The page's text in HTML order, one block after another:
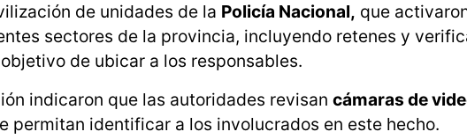
de unidades de la Policía Nacional, que
sectores de la provincia, incluyendo retenes y
de ubicar a los responsables.
indicaron que las autoridades revisan cámaras de
permitan identificar a los involucrados en este hecho.